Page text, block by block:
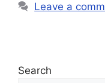
Leave a
Search